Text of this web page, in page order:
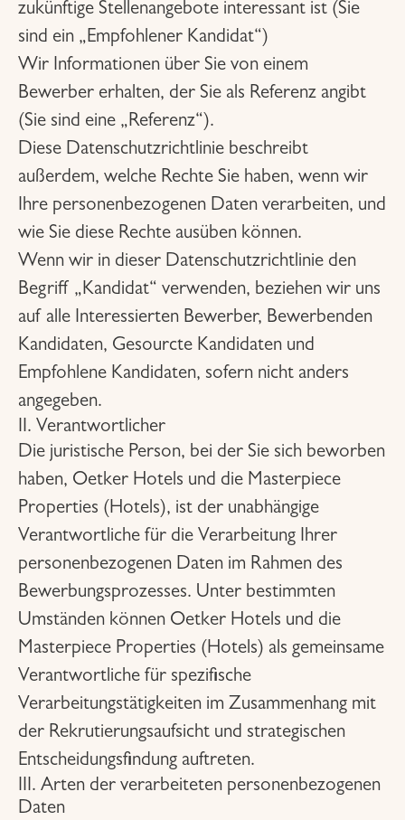
zukünftige Stellenangebote interessant ist (Sie
sind ein „Empfohlener Kandidat“)
Wir Informationen über Sie von einem
Bewerber erhalten, der Sie als Referenz angibt
(Sie sind eine „Referenz“).
Diese Datenschutzrichtlinie beschreibt
außerdem, welche Rechte Sie haben, wenn wir
Ihre personenbezogenen Daten verarbeiten, und
wie Sie diese Rechte ausüben können.
Wenn wir in dieser Datenschutzrichtlinie den
Begriff „Kandidat“ verwenden, beziehen wir uns
auf alle Interessierten Bewerber, Bewerbenden
Kandidaten, Gesourcte Kandidaten und
Empfohlene Kandidaten, sofern nicht anders
angegeben.
II. Verantwortlicher
Die juristische Person, bei der Sie sich beworben
haben, Oetker Hotels und die Masterpiece
Properties (Hotels), ist der unabhängige
Verantwortliche für die Verarbeitung Ihrer
personenbezogenen Daten im Rahmen des
Bewerbungsprozesses. Unter bestimmten
Umständen können Oetker Hotels und die
Masterpiece Properties (Hotels) als gemeinsame
Verantwortliche für spezifische
Verarbeitungstätigkeiten im Zusammenhang mit
der Rekrutierungsaufsicht und strategischen
Entscheidungsfindung auftreten.
III. Arten der verarbeiteten personenbezogenen
Daten